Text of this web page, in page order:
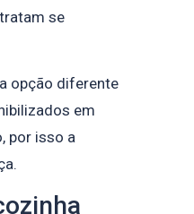
se
opção diferente
em
por isso a